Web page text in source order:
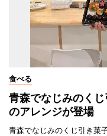
食べる
青森でなじみのく
のアレンジが登場
青森でなじみのくじ引き菓